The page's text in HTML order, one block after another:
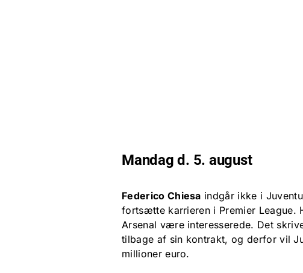
Mandag d. 5. august
Federico Chiesa indgår ikke i
fortsætte karrieren i Premier League.
Arsenal være interesserede. Det
tilbage af sin kontrakt, og derfor vil
millioner euro.